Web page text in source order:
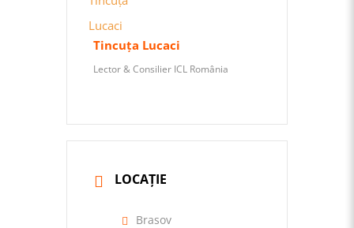
Tincuța Lucaci
Lector & Consilier ICL România
LOCAȚIE
Brasov